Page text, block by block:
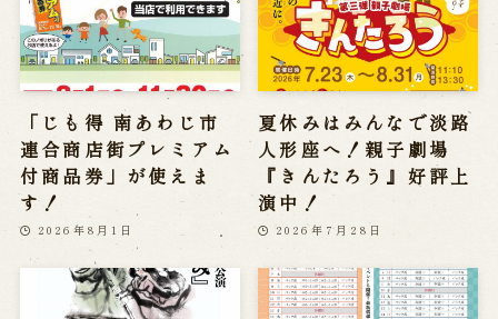
「じも得 南あわじ市
連合商店街プレミアム
付商品券」が使えま
す！
2026年8月1日
夏休みはみんなで淡路
人形座へ！親子劇場
『きんたろう』好評上
演中！
2026年7月28日